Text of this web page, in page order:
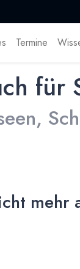
Termine
für
mehr